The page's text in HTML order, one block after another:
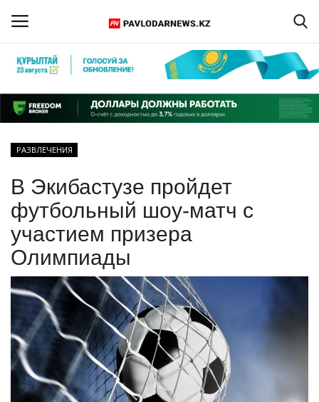
Регистрация
Главная
ПАВЛОДАРСКАЯ ОБЛАСТЬ
КАЗАХСТАН
МИР
СПЕЦПРОЕКТЫ
СПОРТ
Чек-лист
РАЗВЛЕЧЕНИЯ
В Экибастузе пройдет
футбольный шоу-матч с
участием призера
Олимпиады